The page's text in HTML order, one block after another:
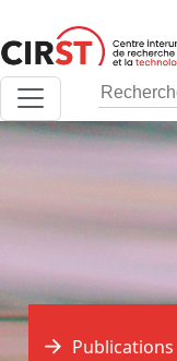
au
contenu
Publications